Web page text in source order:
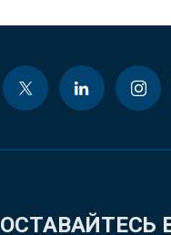
ОСТАВАЙТЕСЬ